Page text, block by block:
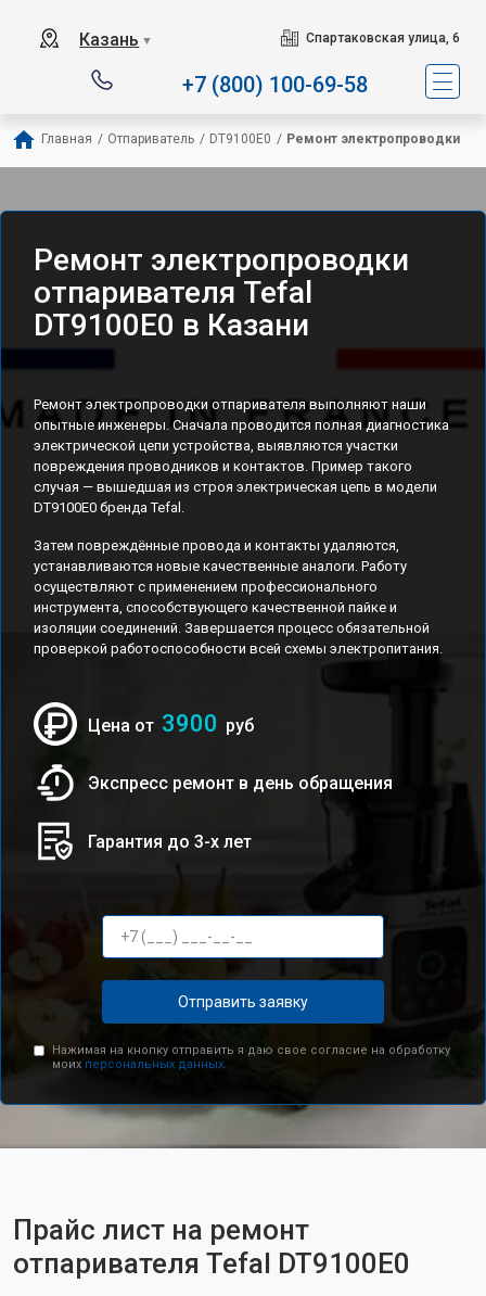
Казань ▼ Спартаковская улица, 6
+7 (800) 100-69-58
Главная / Отпариватель / DT9100E0 / Ремонт электропроводки
Ремонт электропроводки
отпаривателя Tefal
DT9100E0 в Казани
Ремонт электропроводки отпаривателя выполняют наши
опытные инженеры. Сначала проводится полная диагностика
электрической цепи устройства, выявляются участки
повреждения проводников и контактов. Пример такого
случая — вышедшая из строя электрическая цепь в модели
DT9100E0 бренда Tefal.
Затем повреждённые провода и контакты удаляются,
устанавливаются новые качественные аналоги. Работу
осуществляют с применением профессионального
инструмента, способствующего качественной пайке и
изоляции соединений. Завершается процесс обязательной
проверкой работоспособности всей схемы электропитания.
Цена от 3900 руб
Экспресс ремонт в день обращения
Гарантия до 3-х лет
Отправить заявку
Нажимая на кнопку отправить я даю свое согласие на обработку
моих персональных данных.
Прайс лист на ремонт
отпаривателя Tefal DT9100E0